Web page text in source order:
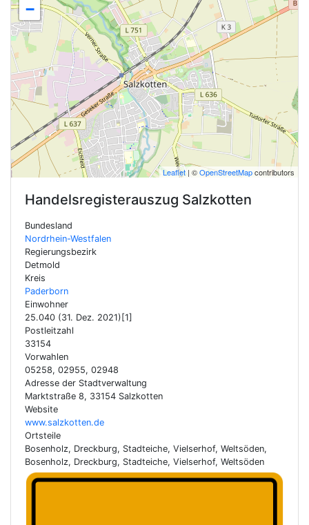
−
Leaflet| ©OpenStreetMapcontributors
Handelsregisterauszug Salzkotten
Bundesland
Nordrhein-Westfalen
Regierungsbezirk
Detmold
Kreis
Paderborn
Einwohner
25.040 (31. Dez. 2021)[1]
Postleitzahl
33154
Vorwahlen
05258, 02955, 02948
Adresse der Stadtverwaltung
Marktstraße 8, 33154 Salzkotten
Website
www.salzkotten.de
Ortsteile
Bosenholz, Dreckburg, Stadteiche, Vielserhof, Weltsöden,
Bosenholz, Dreckburg, Stadteiche, Vielserhof, Weltsöden